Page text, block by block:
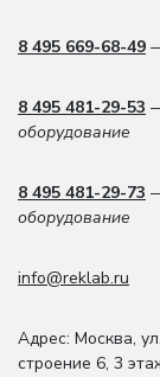
8 495 669-68-49
8 495 481-29-53
оборудование
8 495 481-29-73
оборудование
info@reklab.ru
Адрес: Москва,
строение 6, 3